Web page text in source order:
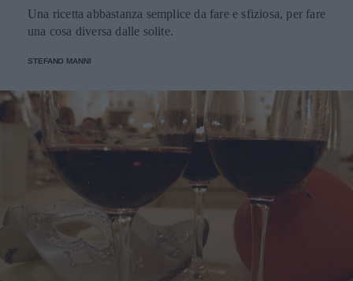
Una ricetta abbastanza semplice da fare e sfiziosa, per fare
una cosa diversa dalle solite.
STEFANO MANNI